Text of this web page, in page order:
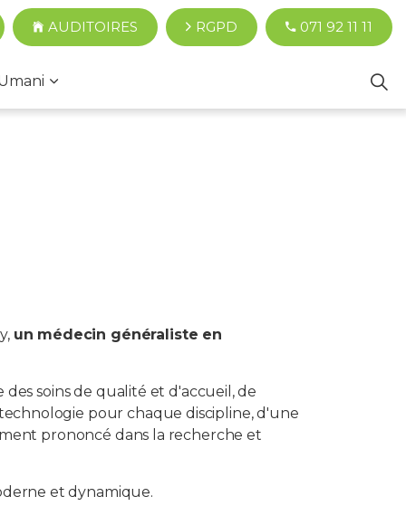
AUDITOIRES RGPD 071 92 11 11
un médecin généraliste en
soins de qualité et d'accueil, de
pour chaque discipline, d'une
prononcé dans la recherche et
et dynamique.